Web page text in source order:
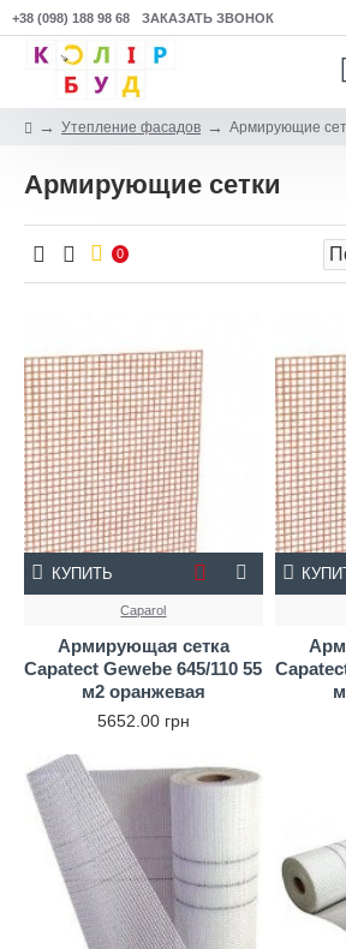
+38 (098) 188 98 68 ЗАКАЗАТЬ ЗВОНОК
Утепление фасадов Армирующие
Армирующие сетки
0
Caparol
Армирующая сетка
Capatect Gewebe 645/110 55
м2 оранжевая
5652.00 грн
КУПИТЬ